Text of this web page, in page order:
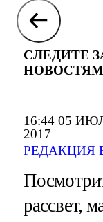
16:44 05
2017
РЕДАКЦИЯ
СЛЕДИТЕ
рассвет,